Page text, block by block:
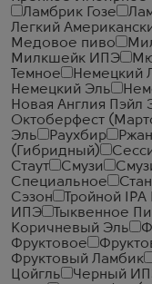
Ламбрик Гозе
Легкий
Медовое пиво
Милкшейк ИПЭ
Темное
Немецкий
Немецкий Эль
Новая Англия Пэйл
Октоберфест
Эль
Раухбир
(Гибридный)
Стаут
Смузи
Специальное
Сэзон
Тройной
ИПЭ
Тыквенное
Коричневый Эль
Фруктовое
Фруктовый Ламбик
Цойгль
Черный